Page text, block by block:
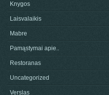
Knygos
Laisvalaikis
Mabre
Pamąstymai apie..
Restoranas
Uncategorized
Verslas